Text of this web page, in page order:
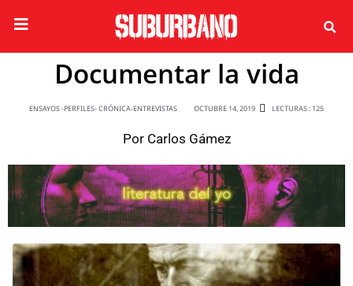
Documentar la vida
ENSAYOS -PERFILES- CRÓNICA-ENTREVISTAS OCTUBRE 14, 2019 LECTURAS : 125
Por Carlos Gámez